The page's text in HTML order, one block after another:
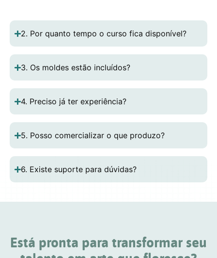
2. Por quanto tempo o curso fica disponível?
3. Os moldes estão incluídos?
4. Preciso já ter experiência?
5. Posso comercializar o que produzo?
6. Existe suporte para dúvidas?
Está pronta para transformar seu